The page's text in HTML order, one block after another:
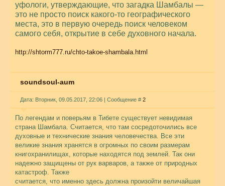
уфологи, утверждающие, что загадка Шамбалы —
это не просто поиск какого-то географического
места, это в первую очередь поиск человеком
самого себя, открытие в себе духовного начала.
http://shtorm777.ru/chto-takoe-shambala.html
soundsoul-aum
Дата: Вторник, 09.05.2017, 22:06 | Сообщение # 2
По легендам и поверьям в Тибете существует невидимая
страна Шамбала. Считается, что там сосредоточились все
духовные и технические знания человечества. Все эти
великие знания хранятся в огромных по своим размерам
книгохранилищах, которые находятся под землей. Так они
надежно защищены от рук варваров, а также от природных
катастроф. Также
считается, что именно здесь должна произойти величайшая